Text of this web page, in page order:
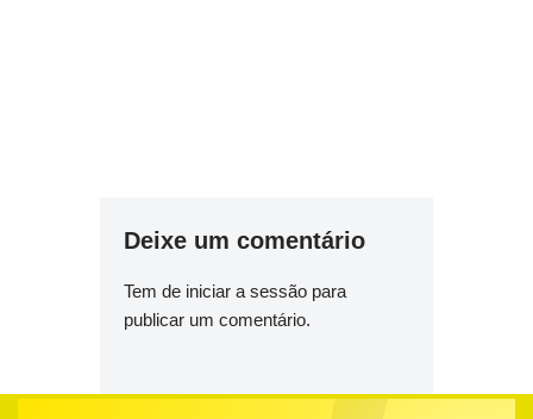
Deixe um comentário
Tem de iniciar a sessão para
publicar um comentário.